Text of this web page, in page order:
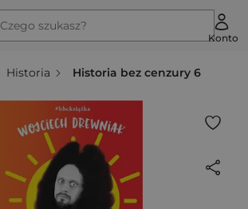
Czego szukasz?
Konto
Historia Historia bez cenzury 6